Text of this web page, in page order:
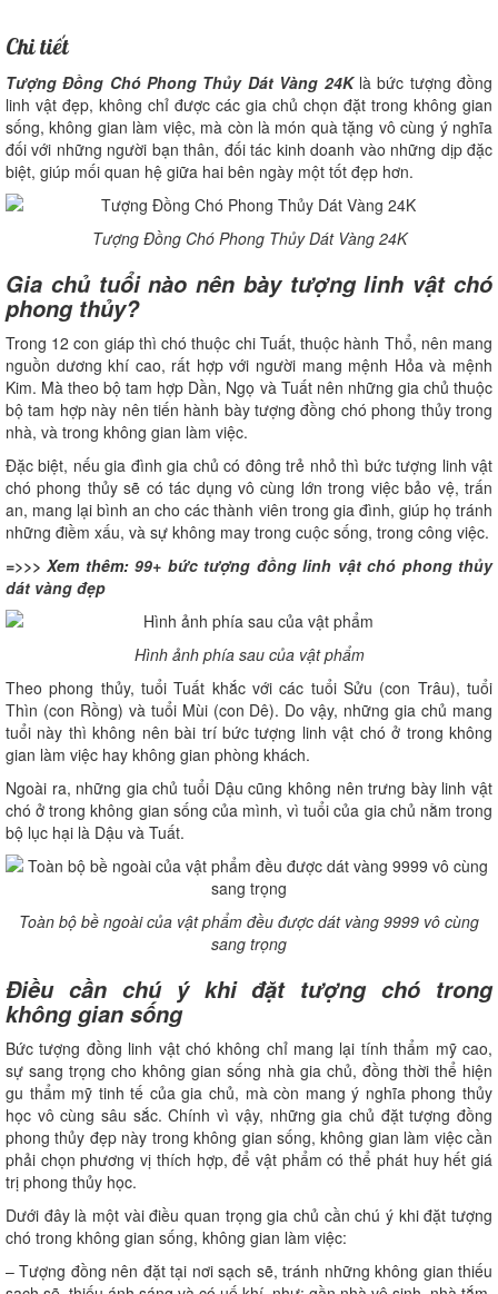
Chi tiết
Tượng Đồng Chó Phong Thủy Dát Vàng 24Klà bức tượng đồng
linh vật đẹp, không chỉ được các gia chủ chọn đặt trong không gian
sống, không gian làm việc, mà còn là món quà tặng vô cùng ý nghĩa
đối với những người bạn thân, đối tác kinh doanh vào những dịp đặc
biệt, giúp mối quan hệ giữa hai bên ngày một tốt đẹp hơn.
Tượng Đồng Chó Phong Thủy Dát Vàng 24K
Gia chủ tuổi nào nên bày tượng linh vật chó
phong thủy?
Trong 12 con giáp thì chó thuộc chi Tuất, thuộc hành Thổ, nên mang
nguồn dương khí cao, rất hợp với người mang mệnh Hỏa và mệnh
Kim. Mà theo bộ tam hợp Dần, Ngọ và Tuất nên những gia chủ thuộc
bộ tam hợp này nên tiến hành bày tượng đồng chó phong thủy trong
nhà, và trong không gian làm việc.
Đặc biệt, nếu gia đình gia chủ có đông trẻ nhỏ thì bức tượng linh vật
chó phong thủy sẽ có tác dụng vô cùng lớn trong việc bảo vệ, trấn
an, mang lại bình an cho các thành viên trong gia đình, giúp họ tránh
những điềm xấu, và sự không may trong cuộc sống, trong công việc.
=>>> Xem thêm:99+ bức tượng đồng linh vật chó phong thủy
dát vàng đẹp
Hình ảnh phía sau của vật phẩm
Theo phong thủy, tuổi Tuất khắc với các tuổi Sửu (con Trâu), tuổi
Thìn (con Rồng) và tuổi Mùi (con Dê). Do vậy, những gia chủ mang
tuổi này thì không nên bài trí bức tượng linh vật chó ở trong không
gian làm việc hay không gian phòng khách.
Ngoài ra, những gia chủ tuổi Dậu cũng không nên trưng bày linh vật
chó ở trong không gian sống của mình, vì tuổi của gia chủ nằm trong
bộ lục hại là Dậu và Tuất.
Toàn bộ bề ngoài của vật phẩm đều được dát vàng 9999 vô cùng
sang trọng
Điều cần chú ý khi đặt tượng chó trong
không gian sống
Bức tượng đồng linh vật chó không chỉ mang lại tính thẩm mỹ cao,
sự sang trọng cho không gian sống nhà gia chủ, đồng thời thể hiện
gu thẩm mỹ tinh tế của gia chủ, mà còn mang ý nghĩa phong thủy
học vô cùng sâu sắc. Chính vì vậy, những gia chủ đặt tượng đồng
phong thủy đẹp này trong không gian sống, không gian làm việc cần
phải chọn phương vị thích hợp, để vật phẩm có thể phát huy hết giá
trị phong thủy học.
Dưới đây là một vài điều quan trọng gia chủ cần chú ý khi đặt tượng
chó trong không gian sống, không gian làm việc:
– Tượng đồng nên đặt tại nơi sạch sẽ, tránh những không gian thiếu